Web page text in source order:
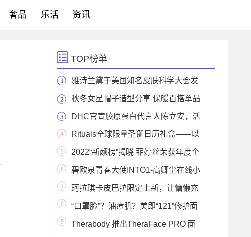
奢品 乐活 资讯
TOP榜单
雅诗兰黛于美国知名皮肤科学大会发
布 皮肤昼夜
秋冬女星帽子造型分享 保暖百搭单品
DHC官宣胶原蛋白代言人陈立安，活
力开启元气时
Rituals全球限量圣诞日历礼盒——以
爱之名 开启缤
2022“新颜榜”揭晓 菲婷丝荣获年度个
护集团奖碧欧泉青春大使INTO1-高卿尘在线小
课堂之 全新修
珂拉琪卡皮巴拉限定上新，让慵懒充
满这个夏天
“口罩脸”？油痘肌？美即“121”修护面
膜前来Therabody 推出TheraFace PRO 面